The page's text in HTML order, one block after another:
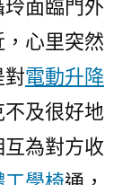
面臨門外
心里突然
對電動升降
及很好地
為對方收